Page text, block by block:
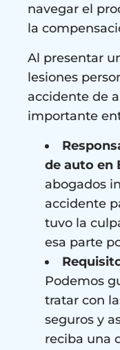
navegar el
la
Al presentar
lesiones
accidente de
importante
de auto en
abogados
accidente
tuvo la
esa parte
Podemos
tratar con
seguros y
reciba una